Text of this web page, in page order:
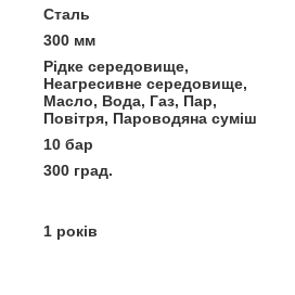
Сталь
300 мм
Рідке середовище,
Неагресивне середовище,
Масло, Вода, Газ, Пар,
Повітря, Пароводяна суміш
10 бар
300 град.
1 років